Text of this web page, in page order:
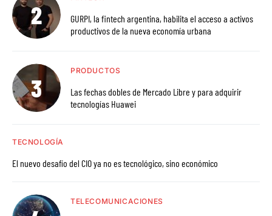
GURPI, la fintech argentina, habilita el acceso a activos
productivos de la nueva economía urbana
PRODUCTOS
Las fechas dobles de Mercado Libre y para adquirir
tecnologías Huawei
TECNOLOGÍA
El nuevo desafío del CIO ya no es tecnológico, sino económico
TELECOMUNICACIONES